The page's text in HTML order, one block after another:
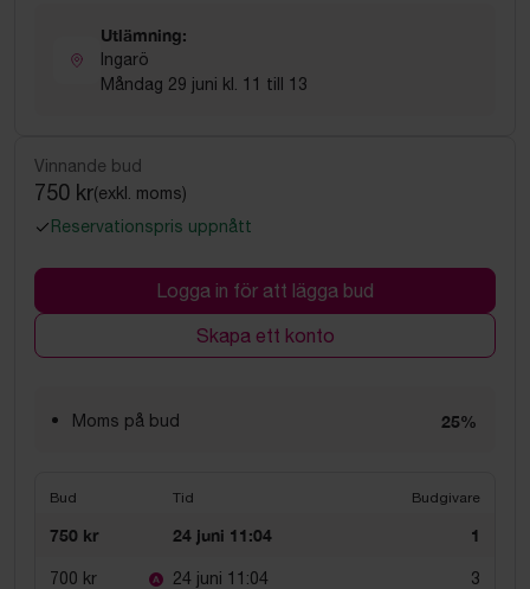
Utlämning:
Ingarö
Måndag 29 juni kl. 11 till 13
Vinnande bud
750 kr(exkl. moms)
Reservationspris uppnått
Logga in för att lägga bud
Skapa ett konto
Moms på bud 25%
Bud Tid Budgivare
750 kr 24 juni 11:04 1
700 kr 24 juni 11:04 3